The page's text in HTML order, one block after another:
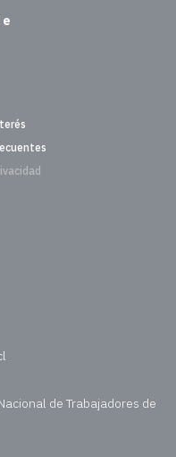
de Trabajadores de